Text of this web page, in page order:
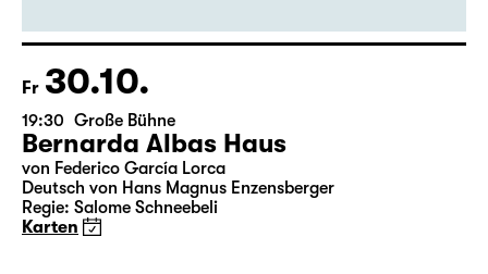
Fr 30.10.
19:30 Große Bühne
Bernarda Albas Haus
von Federico García Lorca
Deutsch von Hans Magnus Enzensberger
Regie: Salome Schneebeli
Karten